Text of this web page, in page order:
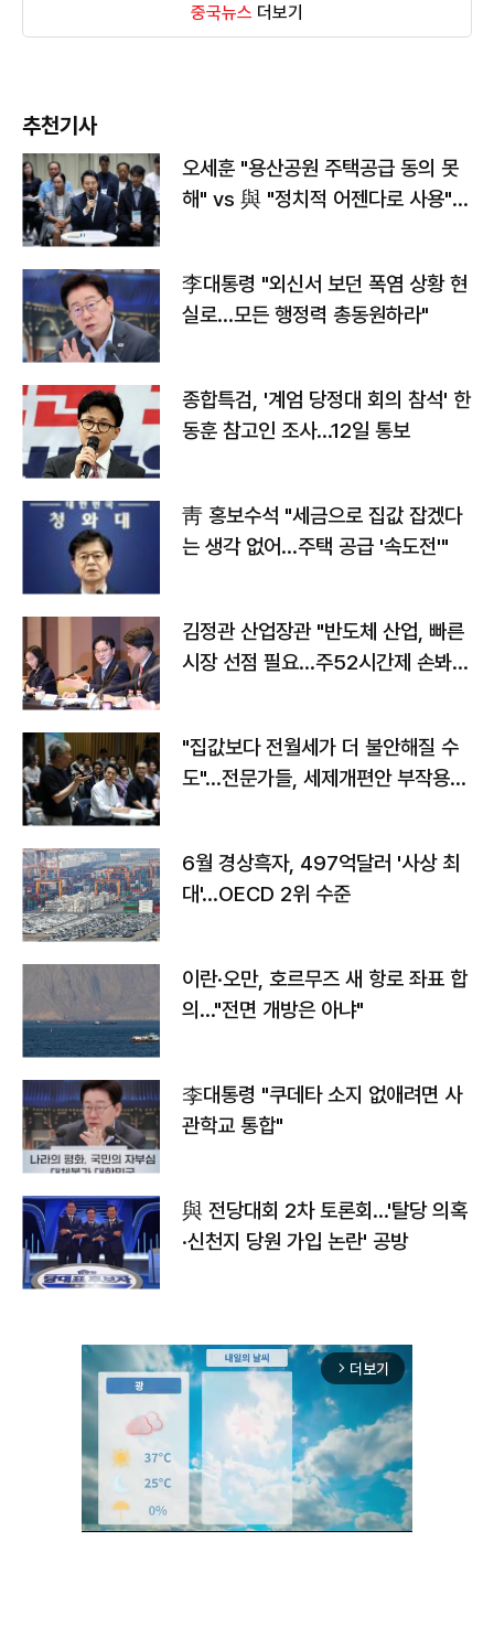
중국뉴스 더보기
추천기사
오세훈 "용산공원 주택공급 동의 못
해" vs 與 "정치적 어젠다로 사용"
李대통령 "외신서 보던 폭염 상황 현
실로…모든 행정력 총동원하라"
종합특검, '계엄 당정대 회의 참석' 한
동훈 참고인 조사...12일 통보
靑 홍보수석 "세금으로 집값 잡겠다
는 생각 없어…주택 공급 '속도전'"
김정관 산업장관 "반도체 산업, 빠른
시장 선점 필요…주52시간제 손봐
"집값보다 전월세가 더 불안해질 수
도"…전문가들, 세제개편안 부작용
6월 경상흑자, 497억달러 '사상 최
대'…OECD 2위 수준
이란·오만, 호르무즈 새 항로 좌표 합
의…"전면 개방은 아냐"
李대통령 "쿠데타 소지 없애려면 사
관학교 통합"
與 전당대회 2차 토론회…'탈당 의혹
·신천지 당원 가입 논란' 공방
arrow_forward_ios 더보기